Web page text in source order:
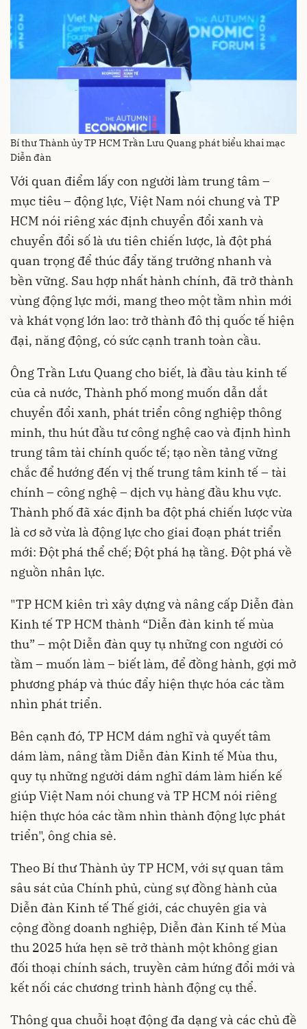
Bí thư Thành ủy TP HCM Trần Lưu Quang phát biểu khai mạc
Diễn đàn
Với quan điểm lấy con người làm trung tâm –
mục tiêu – động lực, Việt Nam nói chung và TP
HCM nói riêng xác định chuyển đổi xanh và
chuyển đổi số là ưu tiên chiến lược, là đột phá
quan trọng để thúc đẩy tăng trưởng nhanh và
bền vững. Sau hợp nhất hành chính, đã trở thành
vùng động lực mới, mang theo một tầm nhìn mới
và khát vọng lớn lao: trở thành đô thị quốc tế hiện
đại, năng động, có sức cạnh tranh toàn cầu.
Ông Trần Lưu Quang cho biết, là đầu tàu kinh tế
của cả nước, Thành phố mong muốn dẫn dắt
chuyển đổi xanh, phát triển công nghiệp thông
minh, thu hút đầu tư công nghệ cao và định hình
trung tâm tài chính quốc tế; tạo nền tảng vững
chắc để hướng đến vị thế trung tâm kinh tế – tài
chính – công nghệ – dịch vụ hàng đầu khu vực.
Thành phố đã xác định ba đột phá chiến lược vừa
là cơ sở vừa là động lực cho giai đoạn phát triển
mới: Đột phá thể chế; Đột phá hạ tầng. Đột phá về
nguồn nhân lực.
"TP HCM kiên trì xây dựng và nâng cấp Diễn đàn
Kinh tế TP HCM thành “Diễn đàn kinh tế mùa
thu” – một Diễn đàn quy tụ những con người có
tầm – muốn làm – biết làm, để đồng hành, gợi mở
phương pháp và thúc đẩy hiện thực hóa các tầm
nhìn phát triển.
Bên cạnh đó, TP HCM dám nghĩ và quyết tâm
dám làm, nâng tầm Diễn đàn Kinh tế Mùa thu,
quy tụ những người dám nghĩ dám làm hiến kế
giúp Việt Nam nói chung và TP HCM nói riêng
hiện thực hóa các tầm nhìn thành động lực phát
triển", ông chia sẻ.
Theo Bí thư Thành ủy TP HCM, với sự quan tâm
sâu sát của Chính phủ, cùng sự đồng hành của
Diễn đàn Kinh tế Thế giới, các chuyên gia và
cộng đồng doanh nghiệp, Diễn đàn Kinh tế Mùa
thu 2025 hứa hẹn sẽ trở thành một không gian
đối thoại chính sách, truyền cảm hứng đổi mới và
kết nối các chương trình hành động cụ thể.
Thông qua chuỗi hoạt động đa dạng và các chủ đề